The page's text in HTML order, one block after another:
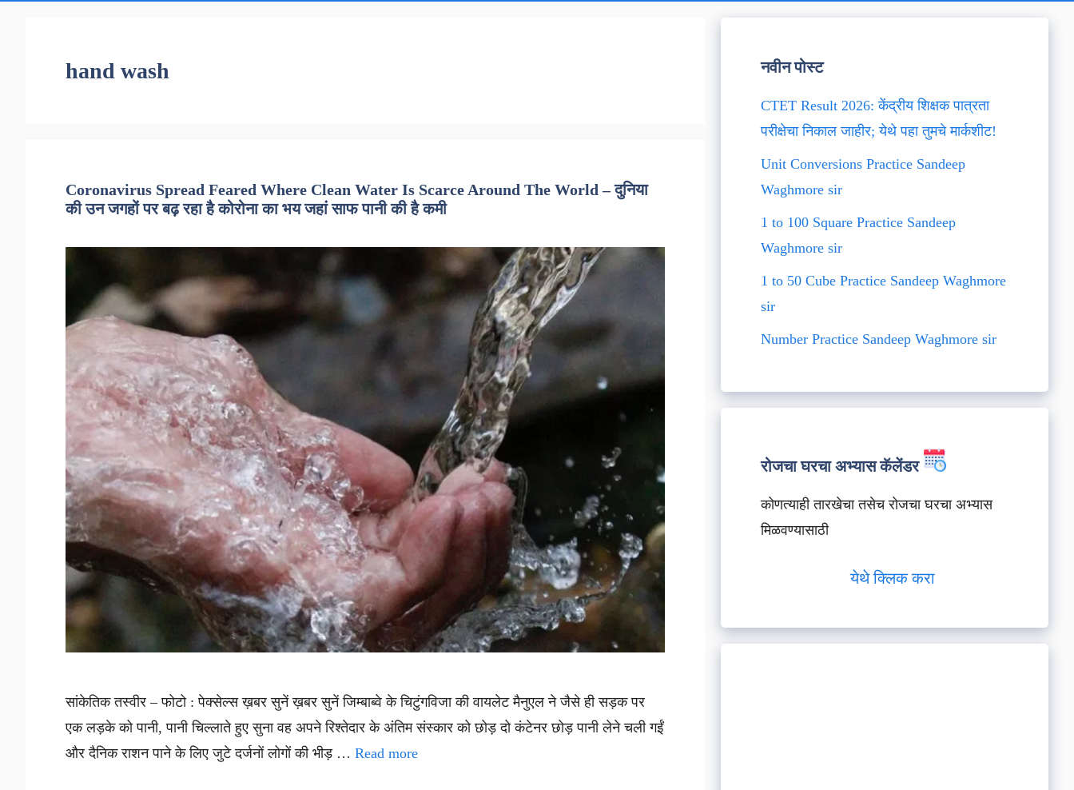
hand wash
Coronavirus Spread Feared Where Clean Water Is Scarce Around The World – दुनिया
की उन जगहों पर बढ़ रहा है कोरोना का भय जहां साफ पानी की है कमी
सांकेतिक तस्वीर – फोटो : पेक्सेल्स ख़बर सुनें ख़बर सुनें जिम्बाब्वे के चिटुंगविजा की वायलेट मैनुएल ने जैसे ही सड़क पर
एक लड़के को पानी, पानी चिल्लाते हुए सुना वह अपने रिश्तेदार के अंतिम संस्कार को छोड़ दो कंटेनर छोड़ पानी लेने चली गईं
और दैनिक राशन पाने के लिए जुटे दर्जनों लोगों की भीड़ … Read more
नवीन पोस्ट
CTET Result 2026: केंद्रीय शिक्षक पात्रता
परीक्षेचा निकाल जाहीर; येथे पहा तुमचे मार्कशीट!
Unit Conversions Practice Sandeep
Waghmore sir
1 to 100 Square Practice Sandeep
Waghmore sir
1 to 50 Cube Practice Sandeep Waghmore
sir
Number Practice Sandeep Waghmore sir
रोजचा घरचा अभ्यास कॅलेंडर
कोणत्याही तारखेचा तसेच रोजचा घरचा अभ्यास
मिळवण्यासाठी
येथे क्लिक करा